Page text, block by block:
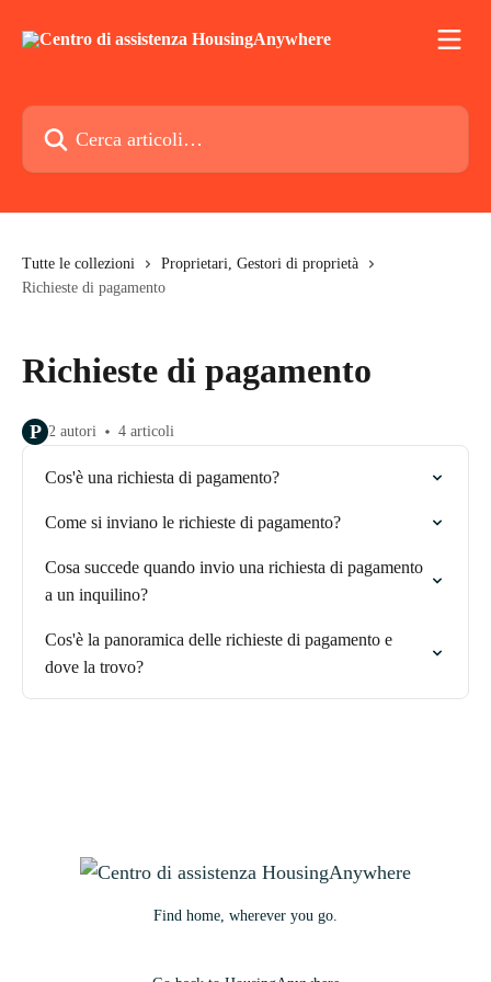
Cerca articoli…
Tutte le collezioni
Proprietari, Gestori di proprietà
Richieste di pagamento
Richieste di pagamento
P 2 autori 4 articoli
Cos'è una richiesta di pagamento?
Come si inviano le richieste di pagamento?
Cosa succede quando invio una richiesta di pagamento
a un inquilino?
Cos'è la panoramica delle richieste di pagamento e
dove la trovo?
Find home, wherever you go.